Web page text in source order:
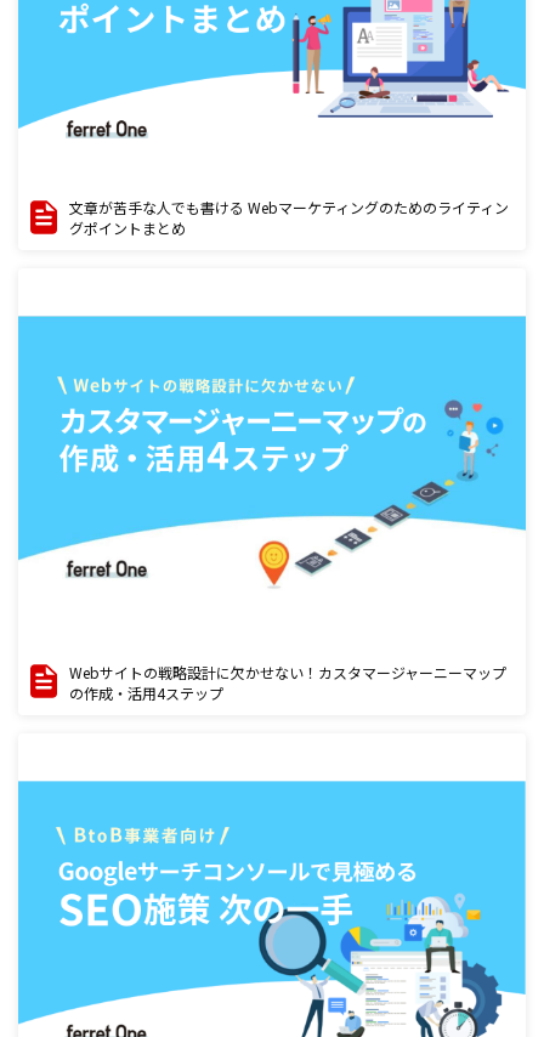
文章が苦手な人でも書ける Webマーケティングのためのライティン
グポイントまとめ
Webサイトの戦略設計に欠かせない！カスタマージャーニーマップ
の作成・活用4ステップ